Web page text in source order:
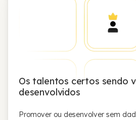
Os talentos certos sendo
desenvolvidos
Promover ou desenvolver sem